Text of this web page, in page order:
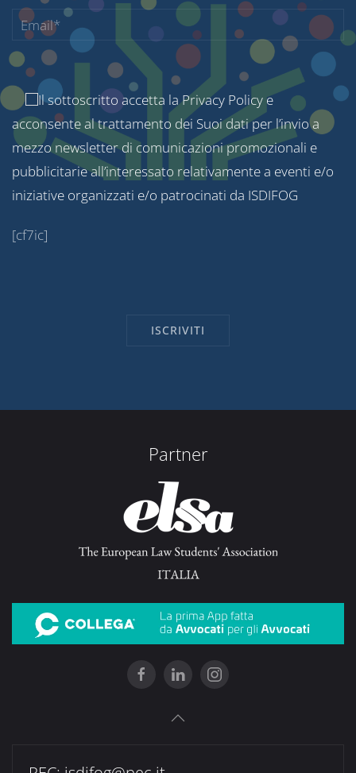
Il sottoscritto accetta laPrivacy Policy e
acconsente al trattamento dei Suoi dati per l’invio a
mezzo newsletter di comunicazioni promozionali e
pubblicitarie all’interessato relativamente a eventi e/o
iniziative organizzati e/o patrocinati da ISDIFOG
[cf7ic]
Partner